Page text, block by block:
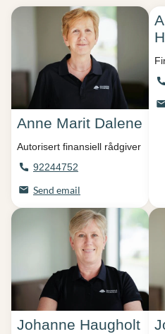
Anne Marit Dalene
Autorisert finansiell rådgiver
92244752
Send email
Johanne Haugholt